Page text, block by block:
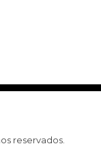
reservados.